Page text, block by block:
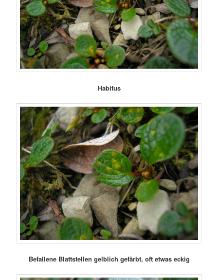
Habitus
Befallene Blattstellen gelblich gefärbt, oft etwas eckig